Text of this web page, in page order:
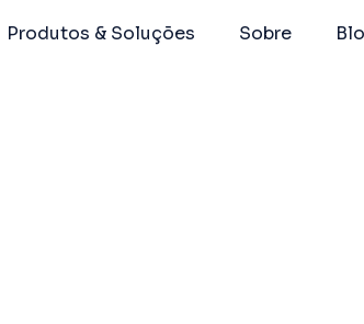
Produtos & Soluções Sobre